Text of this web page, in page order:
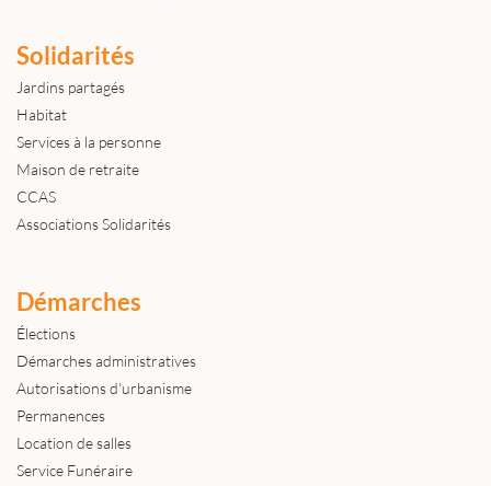
Solidarités
Jardins partagés
Habitat
Services à la personne
Maison de retraite
CCAS
Associations Solidarités
Démarches
Élections
Démarches administratives
Autorisations d'urbanisme
Permanences
Location de salles
Service Funéraire